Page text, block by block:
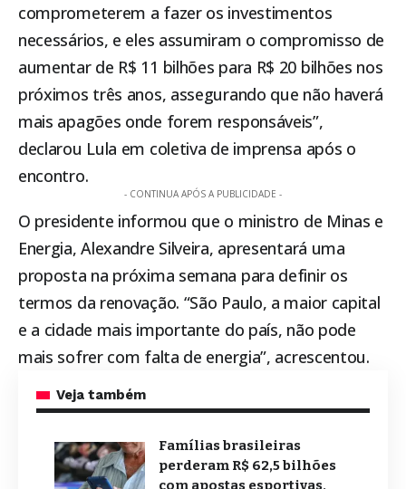
comprometerem a fazer os investimentos
necessários, e eles assumiram o compromisso de
aumentar de R$ 11 bilhões para R$ 20 bilhões nos
próximos três anos, assegurando que não haverá
mais apagões onde forem responsáveis”,
declarou Lula em coletiva de imprensa após o
encontro.
- CONTINUA APÓS A PUBLICIDADE -
O presidente informou que o ministro de Minas e
Energia, Alexandre Silveira, apresentará uma
proposta na próxima semana para definir os
termos da renovação. “São Paulo, a maior capital
e a cidade mais importante do país, não pode
mais sofrer com falta de energia”, acrescentou.
Veja também
Famílias brasileiras
perderam R$ 62,5 bilhões
com apostas esportivas,